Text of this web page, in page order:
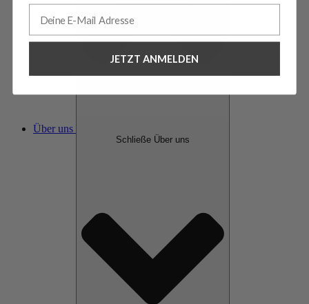
Über uns
Schließe Über uns
JETZT ANMELDEN